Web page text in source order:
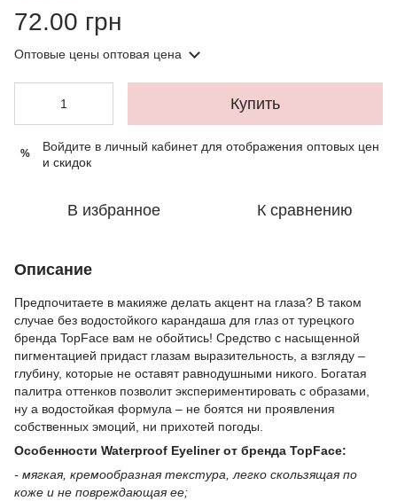
72.00 грн
Оптовые цены оптовая цена
Купить
%
Войдите в личный кабинетдля отображения оптовых цен
и скидок
В избранное К сравнению
Описание
Предпочитаете в макияже делать акцент на глаза? В таком
случае без водостойкого карандаша для глаз от турецкого
бренда TopFace вам не обойтись! Средство с насыщенной
пигментацией придаст глазам выразительность, а взгляду –
глубину, которые не оставят равнодушными никого. Богатая
палитра оттенков позволит экспериментировать с образами,
ну а водостойкая формула – не боятся ни проявления
собственных эмоций, ни прихотей погоды.
Особенности Waterproof Eyeliner от бренда TopFace:
- мягкая, кремообразная текстура, легко скользящая по
коже и не повреждающая ее;